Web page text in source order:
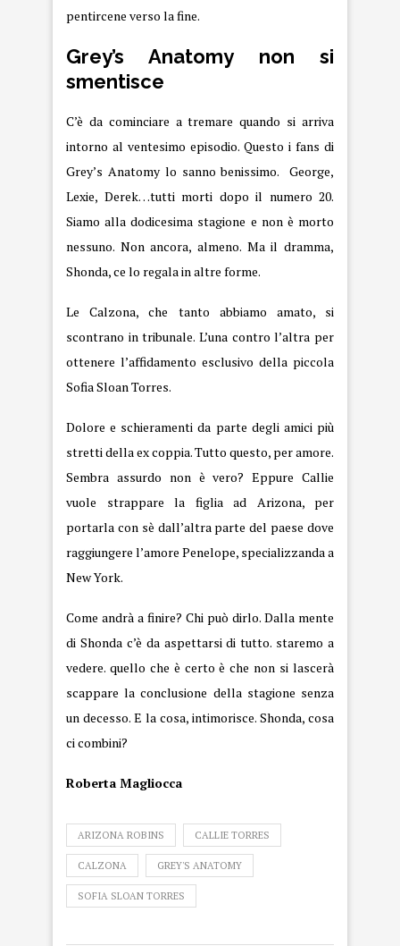
pentircene verso la fine.
Grey’s Anatomy non si
smentisce
C’è da cominciare a tremare quando si arriva
intorno al ventesimo episodio. Questo i fans di
Grey’s Anatomy lo sanno benissimo. George,
Lexie, Derek…tutti morti dopo il numero 20.
Siamo alla dodicesima stagione e non è morto
nessuno. Non ancora, almeno. Ma il dramma,
Shonda, ce lo regala in altre forme.
Le Calzona, che tanto abbiamo amato, si
scontrano in tribunale. L’una contro l’altra per
ottenere l’affidamento esclusivo della piccola
Sofia Sloan Torres.
Dolore e schieramenti da parte degli amici più
stretti della ex coppia. Tutto questo, per amore.
Sembra assurdo non è vero? Eppure Callie
vuole strappare la figlia ad Arizona, per
portarla con sè dall’altra parte del paese dove
raggiungere l’amore Penelope, specializzanda a
New York.
Come andrà a finire? Chi può dirlo. Dalla mente
di Shonda c’è da aspettarsi di tutto. staremo a
vedere. quello che è certo è che non si lascerà
scappare laconclusione della stagione senza
un decesso. E la cosa, intimorisce. Shonda, cosa
ci combini?
Roberta Magliocca
ARIZONA ROBINS CALLIE TORRES
CALZONA GREY'S ANATOMY
SOFIA SLOAN TORRES